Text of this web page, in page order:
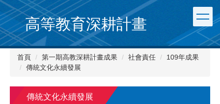
跳
到
主
要
內
高等教育深耕計畫
首頁 第一期高教深耕計畫成果 社會責任
109年成果
傳統文化永續發展
傳統文化永續發展